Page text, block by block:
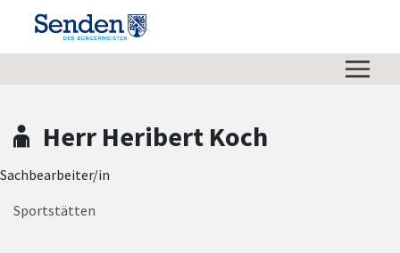
Zum Header
Zum Hauptinhalt
Zum Footer
Zum Hauptinhalt springen
Herr Heribert Koch
Sachbearbeiter/in
Sportstätten